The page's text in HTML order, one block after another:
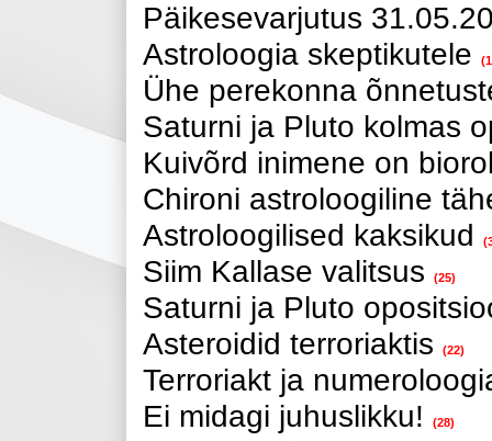
Päikesevarjutus
Astroloogia skeptikutele
Ühe perekonna
Saturni ja Pluto kolmas
Kuivõrd inimene on
Chironi astroloogiline
Astroloogilised kaksikud
Siim Kallase valitsus (25)
Saturni ja Pluto
Asteroidid terroriaktis
(22)
Terroriakt ja
Ei midagi juhuslikku!
(28)